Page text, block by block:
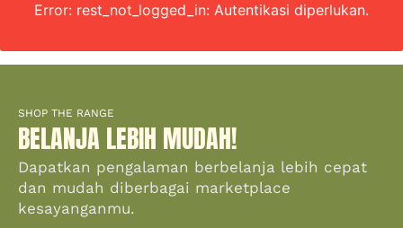
Error: rest_not_logged_in: Autentikasi diperlukan.
SHOP THE RANGE
BELANJA LEBIH MUDAH!
Dapatkan pengalaman berbelanja lebih cepat
dan mudah diberbagai marketplace
kesayanganmu.